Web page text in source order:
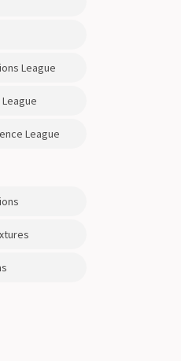
meczu rozgrywanego w I
Śląsk Wrocław - Puszcza